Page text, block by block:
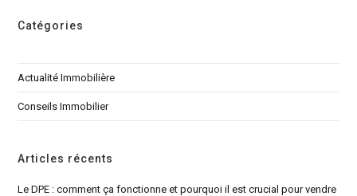
Catégories
Actualité Immobilière
Conseils Immobilier
Articles récents
Le DPE : comment ça fonctionne et pourquoi il est crucial pour vendre